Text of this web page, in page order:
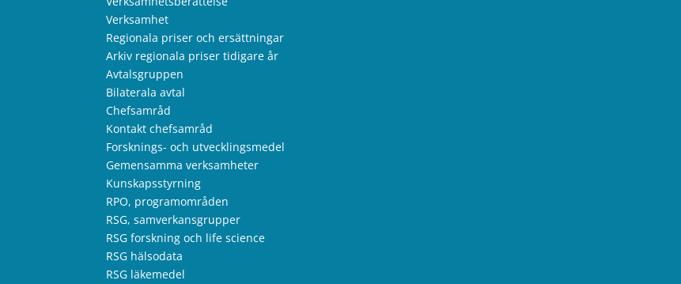
Verksamhet
Regionala priser och ersättningar
Arkiv regionala priser tidigare år
Avtalsgruppen
Bilaterala avtal
Chefsamråd
Kontakt chefsamråd
Forsknings- och utvecklingsmedel
Gemensamma verksamheter
Kunskapsstyrning
RPO, programområden
RSG, samverkansgrupper
RSG forskning och life science
RSG hälsodata
RSG läkemedel